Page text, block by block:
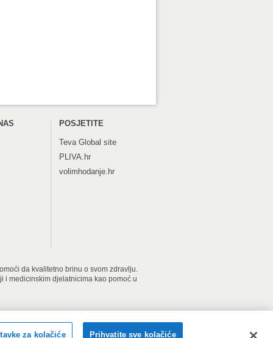
POSJETITE
Teva Global site
PLIVA.hr
volimhodanje.hr
da kvalitetno brinu o svom zdravlju.
i medicinskim djelatnicima kao pomoć u
PLIVAzdravlje. Sva prava pridržana.
za kolačiće Prihvatite sve kolačiće